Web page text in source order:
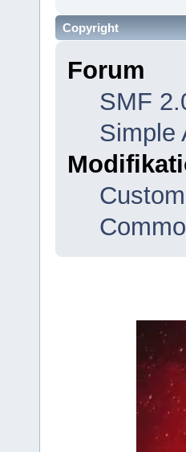
Copyright
Forum
SMF
Simple